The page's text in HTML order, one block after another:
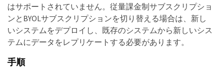
はサポートされていません。従量課金制サブスクリプショ
ンとBYOLサブスクリプションを切り替える場合は、新し
いシステムをデプロイし、既存のシステムから新しいシス
テムにデータをレプリケートする必要があります。
手順